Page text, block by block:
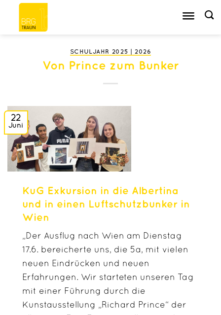
Zum
Inhalt
springen
SCHULJAHR 2025 | 2026
Von Prince zum Bunker
22
Juni
KuG Exkursion in die Albertina
und in einen Luftschutzbunker in
Wien
„Der Ausflug nach Wien am Dienstag
17.6. bereicherte uns, die 5a, mit vielen
neuen Eindrücken und neuen
Erfahrungen. Wir starteten unseren Tag
mit einer Führung durch die
Kunstausstellung „Richard Prince“ der